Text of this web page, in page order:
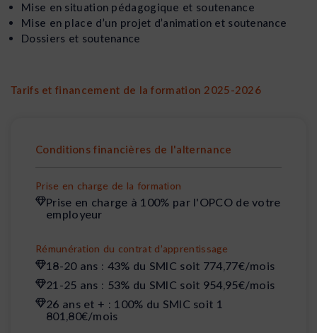
Mise en situation pédagogique et soutenance
Mise en place d’un projet d’animation et soutenance
Dossiers et soutenance
Tarifs et financement de la formation 2025-2026
Conditions financières de l'alternance
Prise en charge de la formation
Prise en charge à 100% par l'OPCO de votre
employeur
Rémunération du contrat d’apprentissage
18-20 ans : 43% du SMIC soit 774,77€/mois
21-25 ans : 53% du SMIC soit 954,95€/mois
26 ans et + : 100% du SMIC soit 1
801,80€/mois